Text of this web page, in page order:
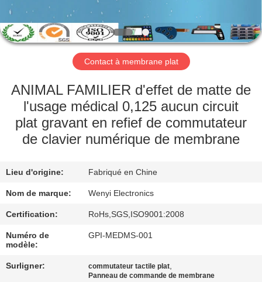
AU
SUJET
DE
VISITE
D'USINE
DE
QUALITÉ
CONTACTEZ-
Contact à membrane plat
ANIMAL FAMILIER d'effet de matte de
l'usage médical 0,125 aucun circuit
plat gravant en refief de commutateur
de clavier numérique de membrane
Lieu d'origine: Fabriqué en Chine
Nom de marque: Wenyi Electronics
Certification: RoHs,SGS,ISO9001:2008
Numéro de
modèle:
GPI-MEDMS-001
Surligner: commutateur tactile plat,
Panneau de commande de membrane